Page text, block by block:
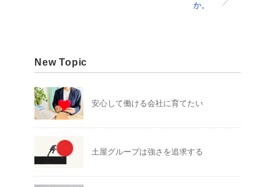
か。
New Topic
安心して働ける会社に育てたい
土屋グループは強さを追求する